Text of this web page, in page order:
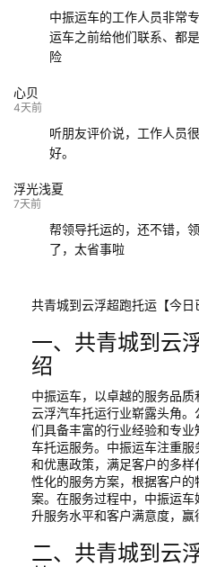
中振运车的工作人员非常
运车之前给他们联系、都
险
心贝
4天前
听朋友评价说，工作人员
好。
浮光浅夏
7天前
帮领导托运的，还不错，
了，太省事啦
共青城到云浮超跑托运【今日
一、共青城到云
绍
中振运车，以卓越的服务品
云浮汽车托运行业崭露头角
们具备丰富的行业经验和专
车托运服务。中振运车注重
和优惠政策，满足客户的多
性化的服务方案，根据客户
案。在服务过程中，中振运
升服务水平和客户满意度，赢
二、共青城到云